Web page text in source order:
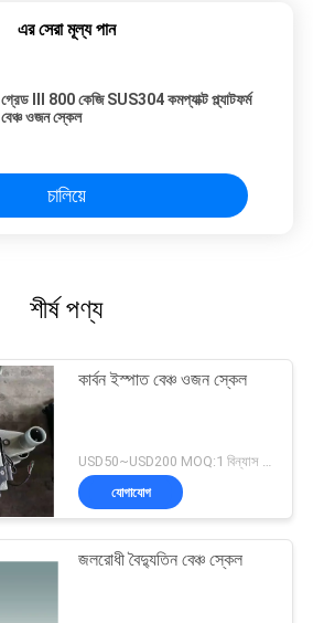
এর সেরা মূল্য পান
গ্রেড III 800 কেজি SUS304 কমপ্যাক্ট প্ল্যাটফর্ম
বেঞ্চ ওজন স্কেল
চালিয়ে
শীর্ষ পণ্য
কার্বন ইস্পাত বেঞ্চ ওজন স্কেল
যোগাযোগ
জলরোধী বৈদ্যুতিন বেঞ্চ স্কেল